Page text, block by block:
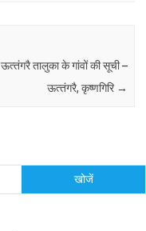
ऊत्‍तंगरै तालुका के गांवों की सूची –
ऊत्‍तंगरै, कृष्णगिरि →
खोजें